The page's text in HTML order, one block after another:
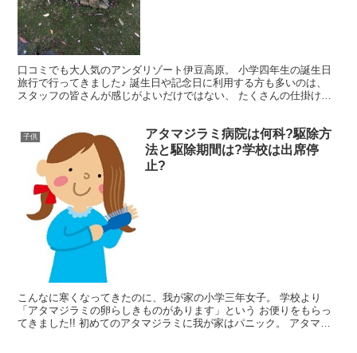
口コミでも大人気のアンダリゾート伊豆高原。 小学四年生の誕生日
旅行で行ってきました♪ 誕生日や記念日に利用する方も多いのは、
スタッフの皆さんが感じがよいだけではない、 たくさんの仕掛けが
子供
アタマジラミ病院は何科?駆除方
法と駆除期間は?学校は出席停
止?
こんなに寒くなってきたのに、我が家の小学三年女子。 学校より
「アタマジラミの卵らしきものがあります」という お便りをもらっ
てきました!! 初めてのアタマジラミに我が家はパニック。 アタマジ